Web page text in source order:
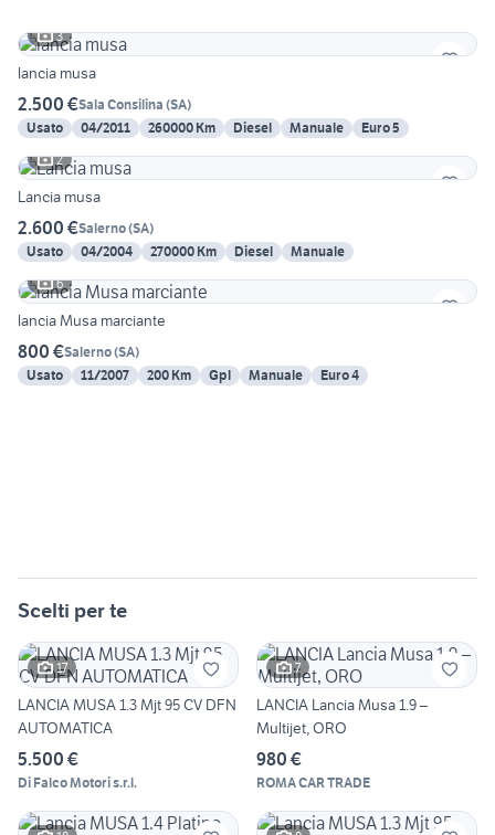
3
lancia musa
2.500 €Sala Consilina (SA)
Usato
04/2011 260000 Km Diesel Manuale
Euro 5
2
Lancia musa
2.600 €Salerno(SA)
Usato
04/2004 270000 Km Diesel
Manuale
6
lancia Musa marciante
800 €Salerno(SA)
Usato
11/2007 200 Km Gpl Manuale Euro 4
Scelti per te
17
LANCIA MUSA 1.3 Mjt 95 CV DFN
AUTOMATICA
5.500 €
Di Falco Motori s.r.l.
7
LANCIA Lancia Musa 1.9 –
Multijet, ORO
980 €
ROMA CAR TRADE